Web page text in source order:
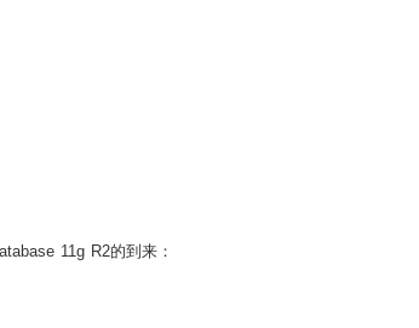
11g R2的到来：